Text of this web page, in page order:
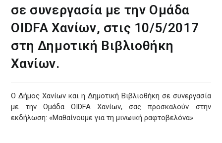
σε συνεργασία με την Ομάδα
OIDFA Χανίων, στις 10/5/2017
στη Δημοτική Βιβλιοθήκη
Χανίων.
Ο Δήμος Χανίων και η Δημοτική Βιβλιοθήκη σε συνεργασία
με την Ομάδα OIDFA Χανίων, σας προσκαλούν στην
εκδήλωση: «Μαθαίνουμε για τη μινωική ραφτοβελόνα»